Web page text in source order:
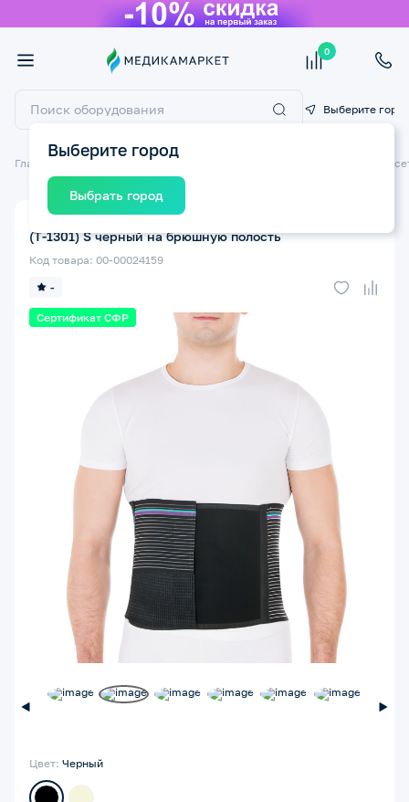
0
Выберите город
Выберите город
Выбрать город
Главная Ортопедические изделия Ортопедические бандажи и
Сертификат СФР
-
Код товара: 00-00024159
(Т-1301) S черный на брюшную полость
Цвет: Черный